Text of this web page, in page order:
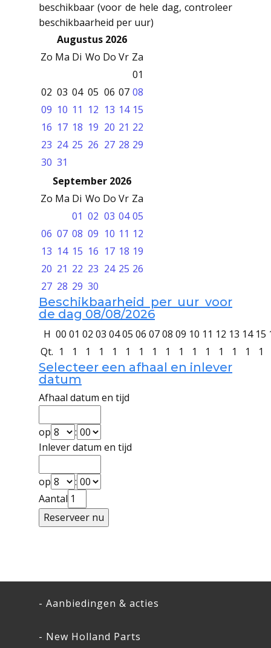
beschikbaar (voor de hele dag, controleer
beschikbaarheid per uur)
Augustus 2026
Zo Ma Di Wo Do Vr Za
01
02 03 04 05 06 07 08
09 10 11 12 13 14 15
16 17 18 19 20 21 22
23 24 25 26 27 28 29
30 31
September 2026
Zo Ma Di Wo Do Vr Za
01 02 03 04 05
06 07 08 09 10 11 12
13 14 15 16 17 18 19
20 21 22 23 24 25 26
27 28 29 30
Beschikbaarheid per uur voor
de dag 08/08/2026
H 00 01 02 03 0405 06 0708 09 10 11 12 13 14 15
Qt. 1 1 1 1 1 1 1 1 1 1 1 1 1 1 1 1
Selecteer een afhaal en inlever
datum
Afhaal datum en tijd
op
:
Inlever datum en tijd
op
:
Aantal
- Aanbiedingen & acties
- New Holland Parts